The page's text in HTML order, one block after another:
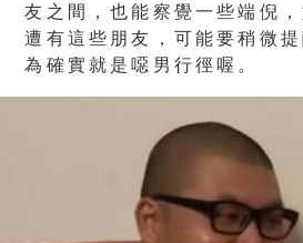
友之間，也能察覺一些端倪
遭有這些朋友，可能要稍微
為確實就是噁男行徑喔。